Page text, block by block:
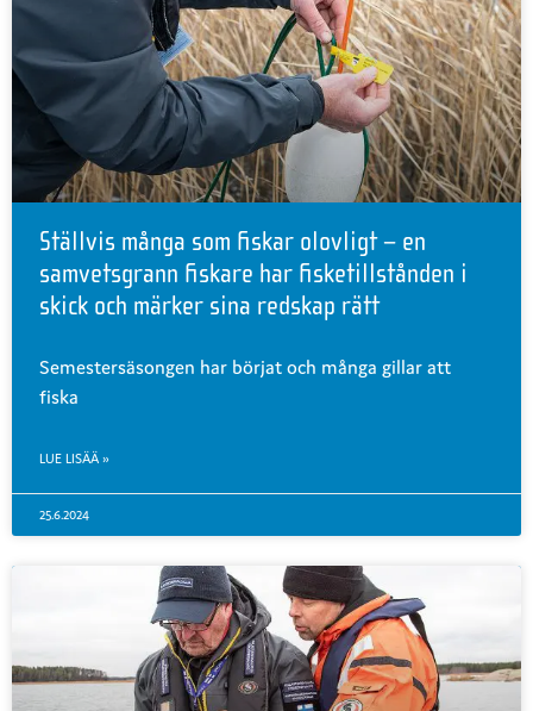
Ställvis många som fiskar olovligt – en
samvetsgrann fiskare har fisketillstånden i
skick och märker sina redskap rätt
Semestersäsongen har börjat och många gillar att
fiska
LUE LISÄÄ »
25.6.2024